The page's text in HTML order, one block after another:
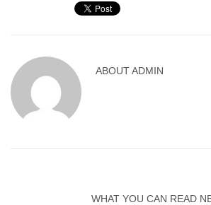
ABOUTADMIN
WHAT YOU CAN READ